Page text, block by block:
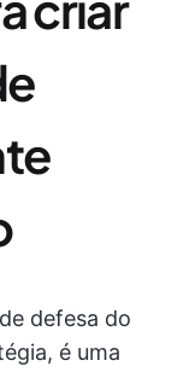
defesa do
é uma